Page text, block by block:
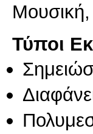
Μουσική,
Τύποι